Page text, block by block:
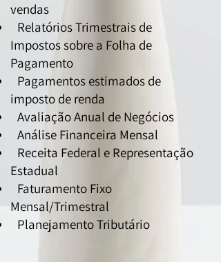
vendas
Relatórios Trimestrais de
Impostos sobre a Folha de
Pagamento
Pagamentos estimados de
imposto de renda
Avaliação Anual de Negócios
Análise Financeira Mensal
Receita Federal e Representação
Estadual
Faturamento Fixo
Mensal/Trimestral
Planejamento Tributário